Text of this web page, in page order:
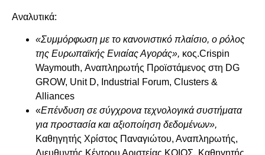
Αναλυτικά:
«Συμμόρφωση με το κανονιστικό πλαίσιο, ο ρόλος
της Ευρωπαϊκής Ενιαίας Αγοράς», κος.Crispin
Waymouth, Αναπληρωτής Προϊστάμενος στη DG
GROW, Unit D, Industrial Forum, Clusters &
Alliances
«Επένδυση σε σύγχρονα τεχνολογικά συστήματα
για προστασία και αξιοποίηση δεδομένων»,
Καθηγητής Χρίστος Παναγιώτου, Αναπληρωτής,
Διευθυντής Κέντρου Αριστείας ΚΟΙΟΣ, Καθηγητής